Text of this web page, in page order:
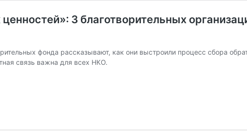
3 благотворительных
фонда рассказывают, как они выстроили процесс сбора
связь важна для всех НКО.